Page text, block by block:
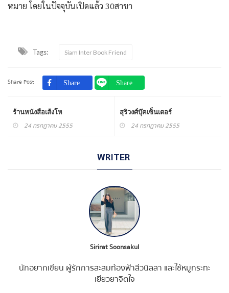
หมาย โดยในปัจจุบันเปิดแล้ว 30สาขา
Tags: Siam Inter Book Friend
Share Post
ร้านหนังสือเส้งโห
24 กรกฎาคม 2555
สุริวงศ์บุ๊คเซ็นเตอร์
24 กรกฎาคม 2555
WRITER
Sirirat Soonsakul
นักอยากเขียน ผู้รักการสะสมท้องฟ้าสีวนิลลา และใช้หมูกระทะ
เยียวยาจิตใจ